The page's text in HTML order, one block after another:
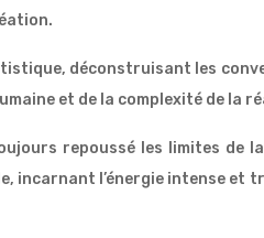
déconstruisant les
et de la complexité de la
repoussé les limites de
incarnant l’énergie intense et